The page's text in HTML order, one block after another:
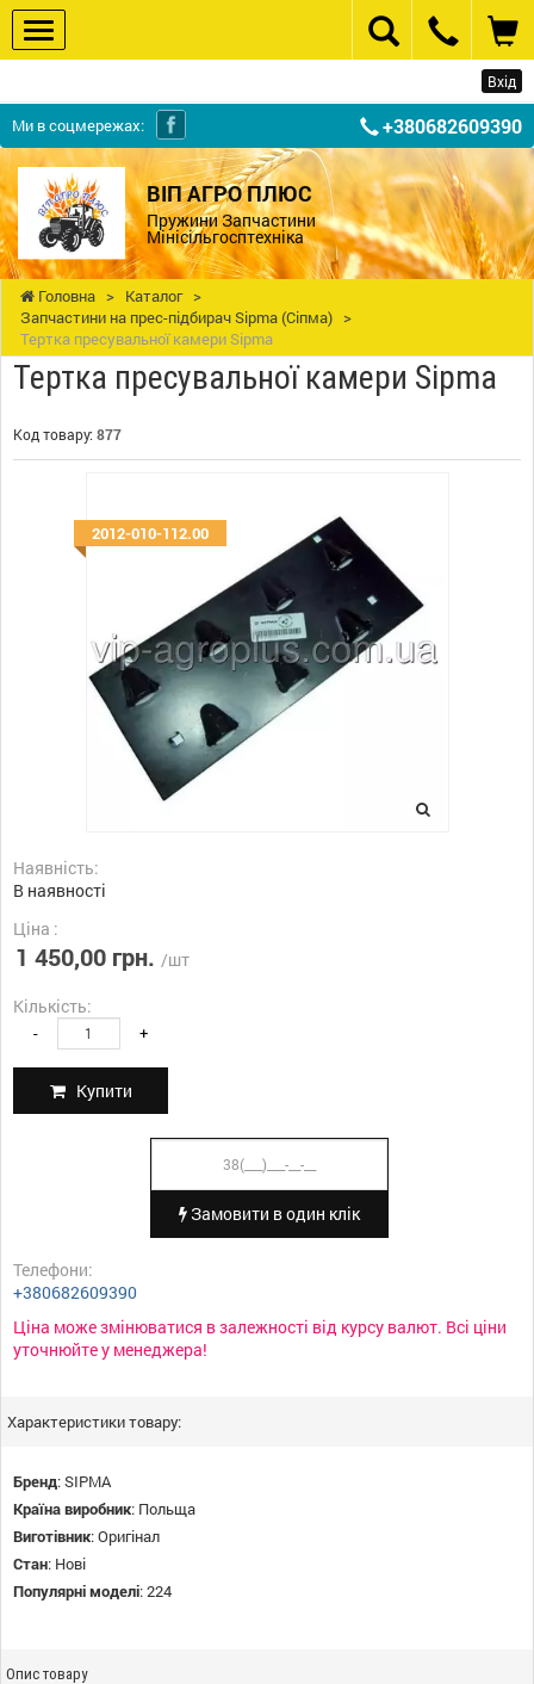
Вхід
Ми в соцмережах: +380682609390
ВІП АГРО ПЛЮС
Пружини Запчастини
Мінісільгосптехніка
Головна > Каталог >
Запчастини на прес-підбирач Sipma (Сіпма) >
Тертка пресувальної камери Sipma
Тертка пресувальної камери Sipma
Код товару: 877
2012-010-112.00
Наявність:
В наявності
Ціна :
1 450,00 грн. /шт
Кількість:
- +
Купити
Замовити в один клік
Телефони:
+380682609390
Ціна може змінюватися в залежності від курсу валют. Всі ціни
уточнюйте у менеджера!
Характеристики товару:
Бренд:SIPMA
Країна виробник: Польща
Виготівник:Оригінал
Стан: Нові
Популярні моделі:224
Опис товару